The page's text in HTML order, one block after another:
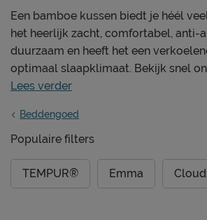
Een bamboe kussen biedt je héél
het heerlijk zacht, comfortabel, anti-
duurzaam en heeft het een
optimaal slaapklimaat. Bekijk snel
Lees verder
Beddengoed
Populaire filters
TEMPUR® Emma